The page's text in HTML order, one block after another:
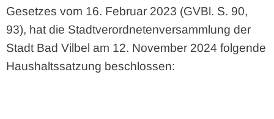
Gesetzes vom 16. Februar 2023 (GVBl. S. 90,
93), hat die Stadtverordnetenversammlung der
Stadt Bad Vilbel am 12. November 2024 folgende
Haushaltssatzung beschlossen: